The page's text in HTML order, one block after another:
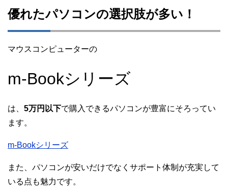
優れたパソコンの選択肢が多い！
マウスコンピューターの
m-Bookシリーズ
は、 5万円以下で購入できるパソコンが豊富にそろってい
ます。
m-Bookシリーズ
また、パソコンが安いだけでなくサポート体制が充実して
いる点も魅力です。